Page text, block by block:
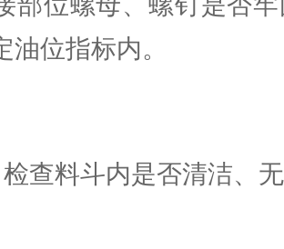
油位指标内。
料斗内是否清洁、无